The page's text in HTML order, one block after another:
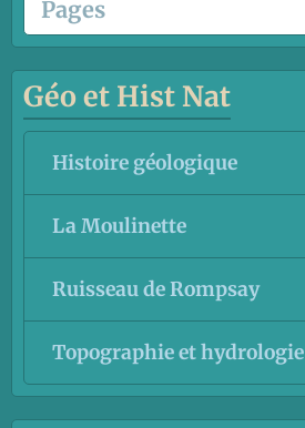
Géo et Hist Nat
Histoire géologique
La Moulinette
Ruisseau de Rompsay
Topographie et hydrologie